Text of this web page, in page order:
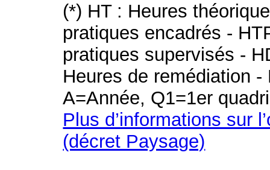
(*) HT : Heures
pratiques encadrés -
pratiques supervisés -
Heures de remédiation
A=Année, Q1=1er
Plus d’informations sur
(décret Paysage)